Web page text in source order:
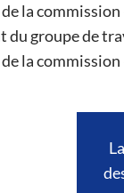
la
du groupe de
la